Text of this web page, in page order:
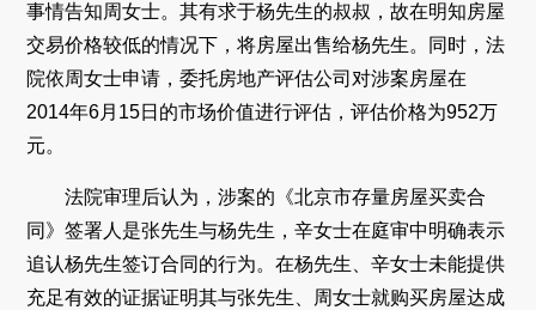
事情告知周女士。其有求于杨先生的叔叔，故在明知房屋
交易价格较低的情况下，将房屋出售给杨先生。同时，法
院依周女士申请，委托房地产评估公司对涉案房屋在
2014年6月15日的市场价值进行评估，评估价格为952万
元。
法院审理后认为，涉案的《北京市存量房屋买卖合
同》签署人是张先生与杨先生，辛女士在庭审中明确表示
追认杨先生签订合同的行为。在杨先生、辛女士未能提供
充足有效的证据证明其与张先生、周女士就购买房屋达成